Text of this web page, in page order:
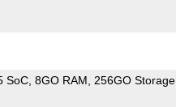
SoC 8GO RAM 256GO Storage